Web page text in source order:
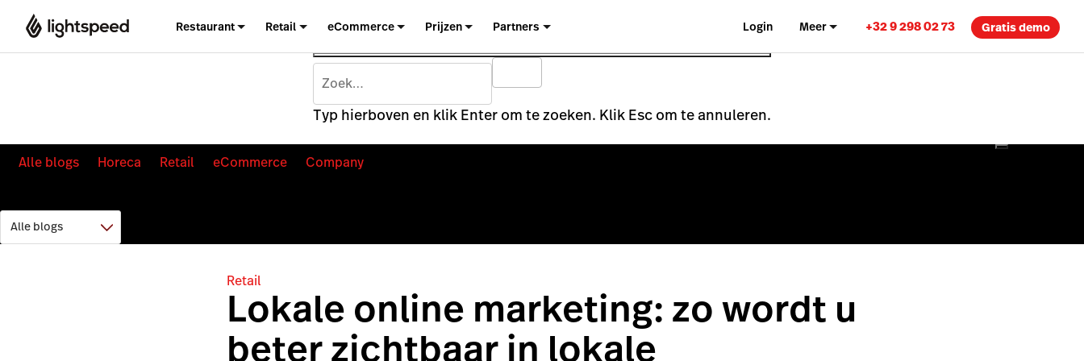
Restaurant Retail eCommerce Prijzen Partners Login Meer +32 9 298 02 73 Gratis demo
Typ hierboven en klik Enter om te zoeken. Klik Esc om te annuleren.
Alle blogs Horeca Retail eCommerce Company
Retail
Lokale online marketing: zo wordt u
beter zichtbaar in lokale